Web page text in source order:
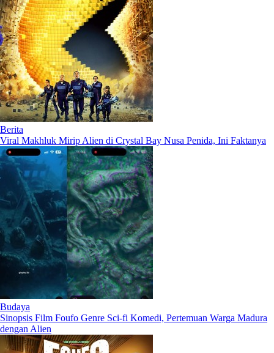
Berita
Viral Makhluk Mirip Alien di Crystal Bay Nusa Penida, Ini Faktanya
Budaya
Sinopsis Film Foufo Genre Sci-fi Komedi, Pertemuan Warga Madura
dengan Alien